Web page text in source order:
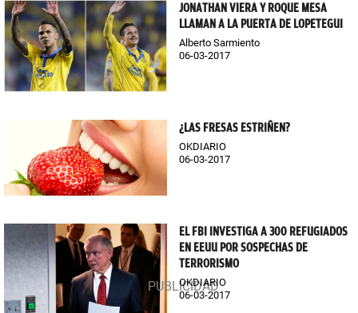
JONATHAN VIERA Y ROQUE MESA
LLAMAN A LA PUERTA DE LOPETEGUI
Alberto Sarmiento
06-03-2017
¿LAS FRESAS ESTRIÑEN?
OKDIARIO
06-03-2017
EL FBI INVESTIGA A 300 REFUGIADOS
EN EEUU POR SOSPECHAS DE
TERRORISMO
OKDIARIO
06-03-2017